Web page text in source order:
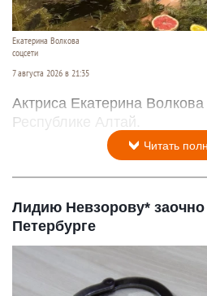
Екатерина Волкова
соцсети
7 августа 2026 в 21:35
Актриса Екатерина
Республике Алтай.
Читать
Лидию Невзорову* заочно
Петербурге